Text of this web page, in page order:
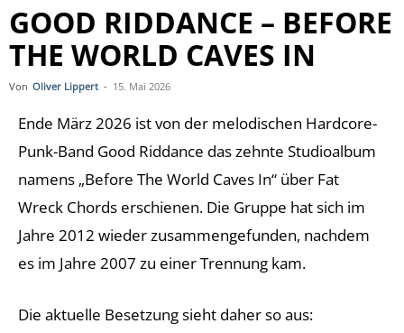
GOOD RIDDANCE – BEFORE
THE WORLD CAVES IN
Von Oliver Lippert - 15. Mai 2026
Ende März 2026 ist von der melodischen Hardcore-
Punk-Band Good Riddance das zehnte Studioalbum
namens „Before The World Caves In“ über Fat
Wreck Chords erschienen. Die Gruppe hat sich im
Jahre 2012 wieder zusammengefunden, nachdem
es im Jahre 2007 zu einer Trennung kam.
Die aktuelle Besetzung sieht daher so aus: